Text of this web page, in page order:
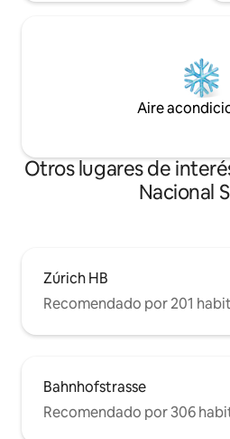
Aire
Otros lugares de
Nacional
Zúrich HB
Recomendado por 201
Bahnhofstrasse
Recomendado por 306